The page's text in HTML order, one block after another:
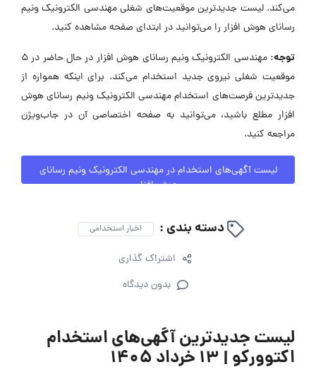
می‌کند. لیست جدیدترین موقعیت‌های شغلی مهندسی الکترونیک ونیم
رسانای هوش افزار را می‌توانید در ابتدای صفحه مشاهده کنید.
توجه:
مهندسی الکترونیک ونیم رسانای هوش افزار در حال حاضر در ۵
موقعیت شغلی نیروی جدید استخدام می‌کند. برای اینکه همواره از
جدیدترین فرصت‌های استخدام مهندسی الکترونیک ونیم رسانای هوش
افزار مطلع باشید، می‌توانید به صفحه اختصاصی آن در جاب‌ویژن
مراجعه کنید.
لیست آگهی‌های استخدام در مهندسی الکترونیک ونیم رسانای
هوش افزار
دسته بندی : اخبار استخدامی
اشتراک گذاری
بدون دیدگاه
لیست جدیدترین آگهی‌های استخدام
اکتوورکو | ۱۳ خرداد ۱۴۰۵